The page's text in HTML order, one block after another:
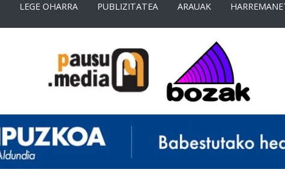
LEGE OHARRA PUBLIZITATEA ARAUAK